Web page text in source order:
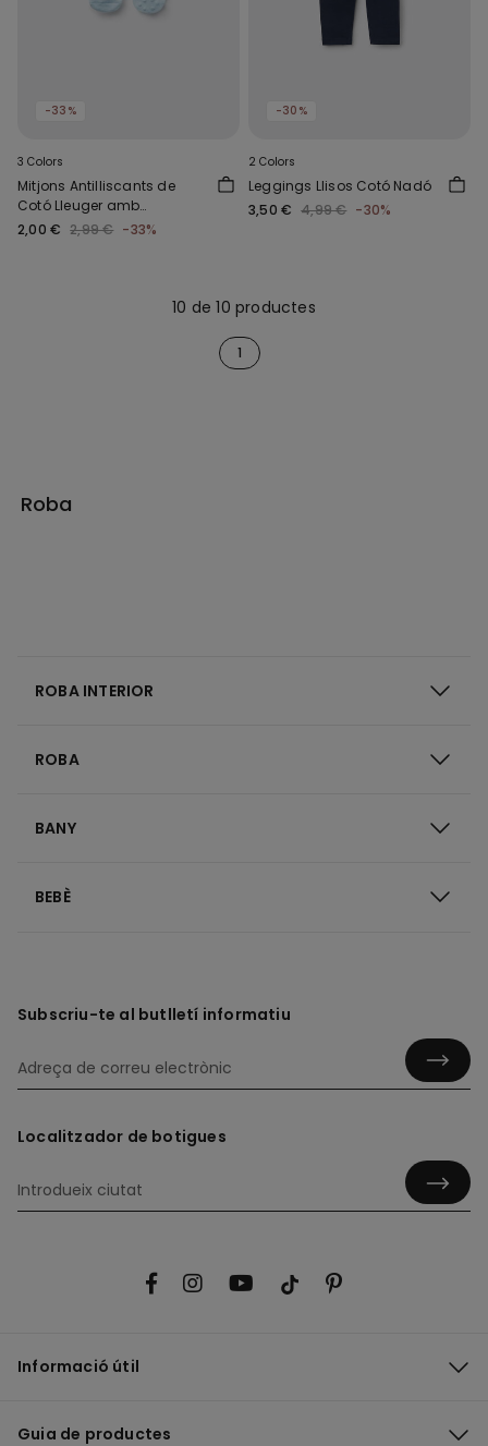
-33%
3 Colors
Mitjons Antilliscants de
Cotó Lleuger amb
Estampat de Bebè
2,00 € 2,99 € -33%
-30%
2 Colors
Leggings Llisos Cotó Nadó
3,50 € 4,99 € -30%
10 de 10 productes
1
Roba
ROBA INTERIOR
ROBA
BANY
BEBÈ
Subscriu-te al butlletí informatiu
Localitzador de botigues
Informació útil
Guia de productes